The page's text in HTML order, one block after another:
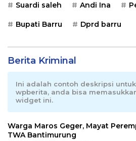
Suardi saleh Andi Ina
Bupati Barru Dprd barru
Berita Kriminal
Ini adalah contoh deskripsi
wpberita, anda bisa
widget ini.
Warga Maros Geger, Mayat
TWA Bantimurung